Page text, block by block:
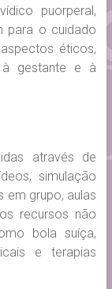
puorperal,
para o cuidado
éticos,
à gestante e à
através de
simulação
em grupo, aulas
recursos não
bola suíça,
e terapias